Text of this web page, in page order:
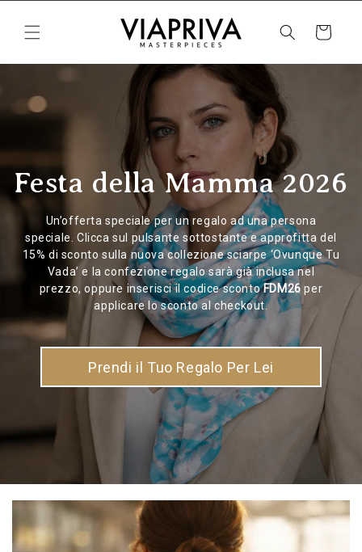
Keranjang
Festa della Mamma 2026
Un’offerta speciale per un regalo ad una persona
speciale. Clicca sul pulsante sottostante e approfitta del
15% di sconto sulla nuova collezione sciarpe ‘Ovunque Tu
Vada’ e la confezione regalo sarà già inclusa nel
prezzo, oppure inserisci il codice scontoFDM26 per
applicare lo sconto al checkout.
Prendi il Tuo Regalo Per Lei